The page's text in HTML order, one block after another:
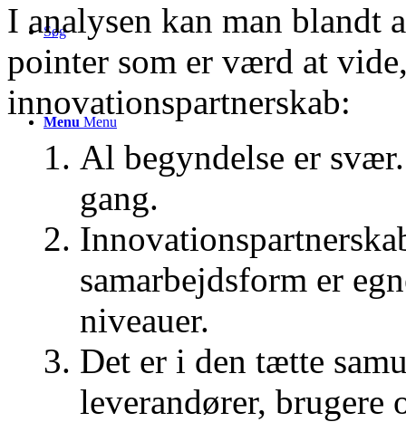
Søg
Menu Menu
I analysen kan man blandt
pointer som er værd at
innovationspartnerskab:
Al begyndelse er
gang.
samarbejdsform er
niveauer.
Det er i den tætte
leverandører, brugere